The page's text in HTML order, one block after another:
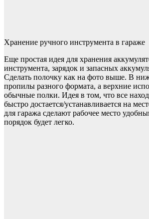
Хранение ручного инструмента в гараже
Еще простая идея для хранения
инструмента, зарядок и запасных
Сделать полочку как на фото выше. В
пропилы разного формата, а верхние
обычные полки. Идея в том, что все
быстро достается/устанавливается на
для гаража сделают рабочее место
порядок будет легко.